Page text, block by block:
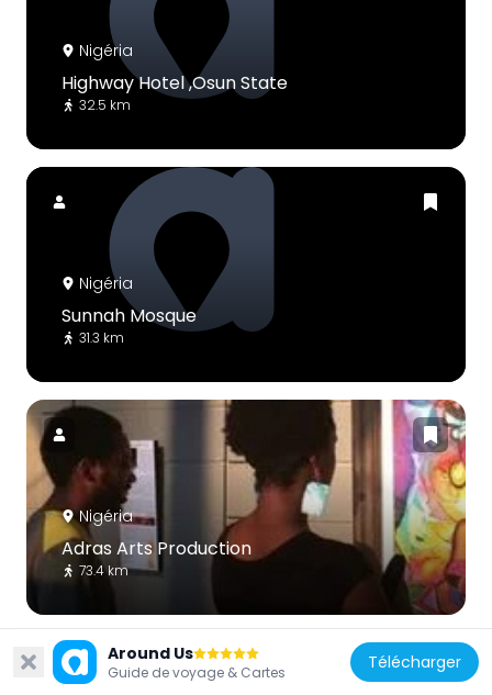
Nigéria
Highway Hotel ,Osun State
32.5 km
Nigéria
Sunnah Mosque
31.3 km
Nigéria
Adras Arts Production
73.4 km
Around Us
Guide de voyage & Cartes Télécharger